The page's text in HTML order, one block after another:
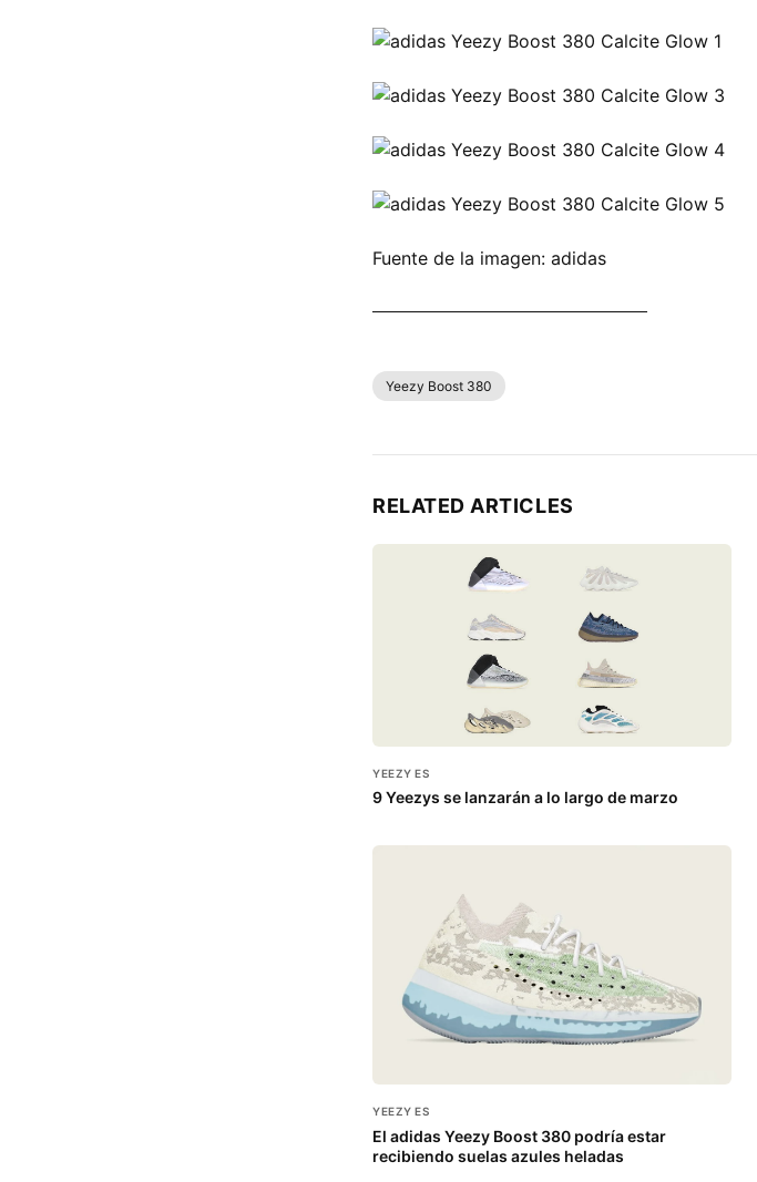
Fuente de la imagen: adidas
Yeezy Boost 380
RELATED ARTICLES
YEEZY ES
9 Yeezys se lanzarán a lo largo de marzo
YEEZY ES
El adidas Yeezy Boost 380 podría estar
recibiendo suelas azules heladas